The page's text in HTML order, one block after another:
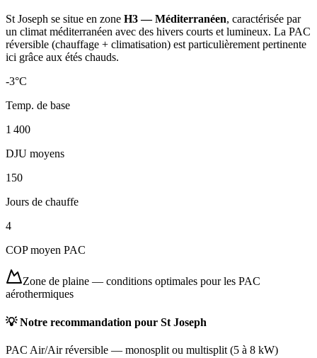
St Joseph se situe en zone H3 — Méditerranéen, caractérisée par
un climat méditerranéen avec des hivers courts et lumineux. La PAC
réversible (chauffage + climatisation) est particulièrement pertinente
ici grâce aux étés chauds.
-3°C
Temp. de base
1 400
DJU moyens
150
Jours de chauffe
4
COP moyen PAC
Zone de plaine — conditions optimales pour les PAC
aérothermiques
💡 Notre recommandation pour St Joseph
PAC Air/Air réversible — monosplit ou multisplit (5 à 8 kW)